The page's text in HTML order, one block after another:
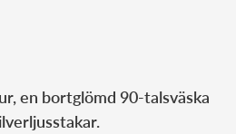
en bortglömd 90-talsväska